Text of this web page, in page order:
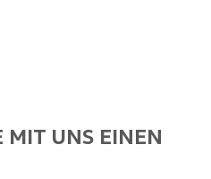
MIT UNS EINEN